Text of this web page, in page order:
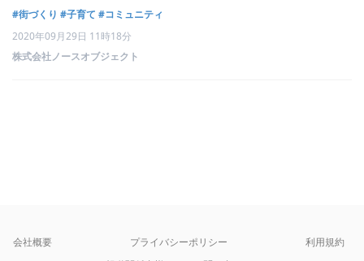
てママを応援するプロジェクト」。大阪府大東市において
公民連携で次世代につながる住宅地域の再生を図る
「morinekiプロジェクト」に参画し、20
#街づくり #子育て #コミュニティ
2020年09月29日 11時18分
株式会社ノースオブジェクト
会社概要 プライバシーポリシー
利用規約